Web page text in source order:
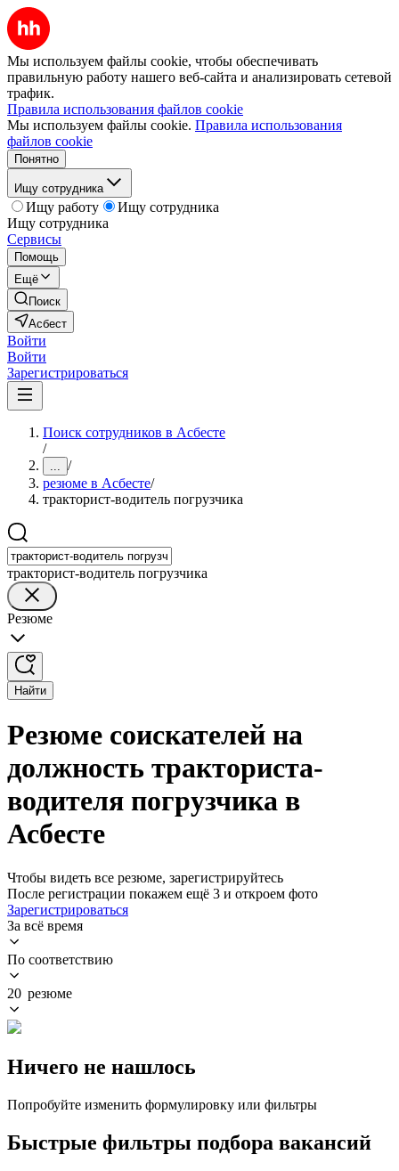
Мы используем файлы cookie, чтобы обеспечивать
правильную работу нашего веб-сайта и анализировать сетевой
трафик.
Правила использования файлов cookie
Мы используем файлы cookie. Правила использования
файлов cookie
Понятно
Ищу сотрудника
Ищу работу
Ищу сотрудника
Ищу сотрудника
Сервисы
Помощь
Ещё
Поиск
Асбест
Войти
Войти
Зарегистрироваться
Поиск сотрудников в Асбесте
/
... /
резюме в Асбесте/
тракторист-водитель погрузчика
тракторист-водитель погрузчика
Резюме
Найти
Резюме соискателей на
должность тракториста-
водителя погрузчика в
Асбесте
Чтобы видеть все резюме, зарегистрируйтесь
После регистрации покажем ещё 3 и откроем фото
Зарегистрироваться
За всё время
По соответствию
20 резюме
Ничего не нашлось
Попробуйте изменить формулировку или фильтры
Быстрые фильтры подбора вакансий